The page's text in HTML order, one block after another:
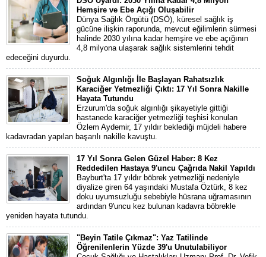
Hemşire ve Ebe Açığı Oluşabilir
Dünya Sağlık Örgütü (DSÖ), küresel sağlık iş
gücüne ilişkin raporunda, mevcut eğilimlerin sürmesi
halinde 2030 yılına kadar hemşire ve ebe açığının
4,8 milyona ulaşarak sağlık sistemlerini tehdit
edeceğini duyurdu.
Soğuk Algınlığı İle Başlayan Rahatsızlık
Karaciğer Yetmezliği Çıktı: 17 Yıl Sonra Nakille
Hayata Tutundu
Erzurum'da soğuk algınlığı şikayetiyle gittiği
hastanede karaciğer yetmezliği teşhisi konulan
Özlem Aydemir, 17 yıldır beklediği müjdeli habere
kadavradan yapılan başarılı nakille kavuştu.
17 Yıl Sonra Gelen Güzel Haber: 8 Kez
Reddedilen Hastaya 9'uncu Çağrıda Nakil Yapıldı
Bayburt'ta 17 yıldır böbrek yetmezliği nedeniyle
diyalize giren 64 yaşındaki Mustafa Öztürk, 8 kez
doku uyumsuzluğu sebebiyle hüsrana uğramasının
ardından 9'uncu kez bulunan kadavra böbrekle
yeniden hayata tutundu.
"Beyin Tatile Çıkmaz": Yaz Tatilinde
Öğrenilenlerin Yüzde 39'u Unutulabiliyor